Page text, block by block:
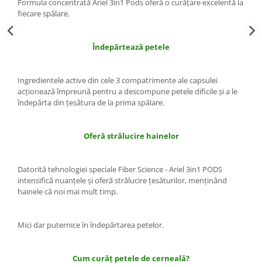
Rezerva Odorizant Camera Air Wick
Formula concentrată Ariel 3in1 Pods oferă o curăţare excelentă la
fiecare spălare.
Îndepărtează petele
Ingredientele active din cele 3 compatrimente ale capsulei
acţionează împreună pentru a descompune petele dificile şi a le
îndepărta din ţesătura de la prima spălare.
Oferă strălucire hainelor
Datorită tehnologiei speciale Fiber Science - Ariel 3in1 PODS
intensifică nuanţele şi oferă strălucire ţesăturilor, menţinând
hainele că noi mai mult timp.
Mici dar puternice în îndepărtarea petelor.
Cum curăţ petele de cerneală?